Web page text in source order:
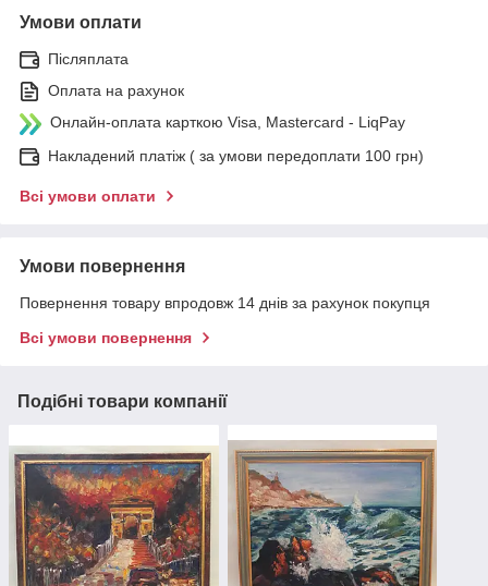
Умови оплати
Післяплата
Оплата на рахунок
Онлайн-оплата карткою Visa, Mastercard - LiqPay
Накладений платіж ( за умови передоплати 100 грн)
Всі умови оплати
Умови повернення
Повернення товару впродовж 14 днів за рахунок покупця
Всі умови повернення
Подібні товари компанії